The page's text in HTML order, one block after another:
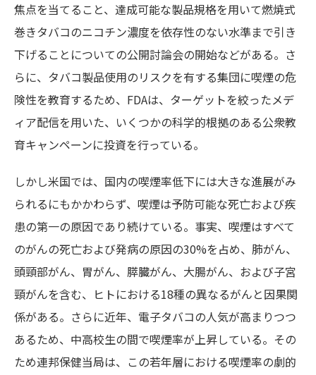
焦点を当てること、達成可能な製品規格を用いて燃焼式
巻きタバコのニコチン濃度を依存性のない水準まで引き
下げることについての公開討論会の開始などがある。さ
らに、タバコ製品使用のリスクを有する集団に喫煙の危
険性を教育するため、FDAは、ターゲットを絞ったメデ
ィア配信を用いた、いくつかの科学的根拠のある公衆教
育キャンペーンに投資を行っている。
しかし米国では、国内の喫煙率低下には大きな進展がみ
られるにもかかわらず、喫煙は予防可能な死亡および疾
患の第一の原因であり続けている。事実、喫煙はすべて
のがんの死亡および発病の原因の30%を占め、肺がん、
頭頸部がん、胃がん、膵臓がん、大腸がん、および子宮
頸がんを含む、ヒトにおける18種の異なるがんと因果関
係がある。さらに近年、電子タバコの人気が高まりつつ
あるため、中高校生の間で喫煙率が上昇している。その
ため連邦保健当局は、この若年層における喫煙率の劇的